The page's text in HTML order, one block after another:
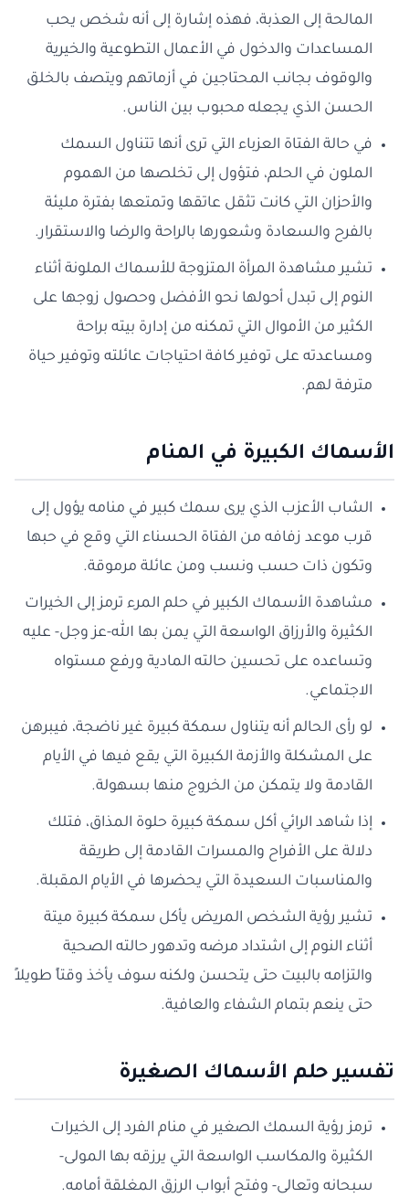
المالحة إلى العذبة، فهذه إشارة إلى أنه شخص يحب
المساعدات والدخول في الأعمال التطوعية والخيرية
والوقوف بجانب المحتاجين في أزماتهم ويتصف بالخلق
الحسن الذي يجعله محبوب بين الناس.
في حالة الفتاة العزباء التي ترى أنها تتناول السمك
الملون في الحلم، فتؤول إلى تخلصها من الهموم
والأحزان التي كانت تثقل عاتقها وتمتعها بفترة مليئة
بالفرح والسعادة وشعورها بالراحة والرضا والاستقرار.
تشير مشاهدة المرأة المتزوجة للأسماك الملونة أثناء
النوم إلى تبدل أحولها نحو الأفضل وحصول زوجها على
الكثير من الأموال التي تمكنه من إدارة بيته براحة
ومساعدته على توفير كافة احتياجات عائلته وتوفير حياة
مترفة لهم.
الأسماك الكبيرة في المنام
الشاب الأعزب الذي يرى سمك كبير في منامه يؤول إلى
قرب موعد زفافه من الفتاة الحسناء التي وقع في حبها
وتكون ذات حسب ونسب ومن عائلة مرموقة.
مشاهدة الأسماك الكبير في حلم المرء ترمز إلى الخيرات
الكثيرة والأرزاق الواسعة التي يمن بها الله-عز وجل- عليه
وتساعده على تحسين حالته المادية ورفع مستواه
الاجتماعي.
لو رأى الحالم أنه يتناول سمكة كبيرة غير ناضجة، فيبرهن
على المشكلة والأزمة الكبيرة التي يقع فيها في الأيام
القادمة ولا يتمكن من الخروج منها بسهولة.
إذا شاهد الرائي أكل سمكة كبيرة حلوة المذاق، فتلك
دلالة على الأفراح والمسرات القادمة إلى طريقة
والمناسبات السعيدة التي يحضرها في الأيام المقبلة.
تشير رؤية الشخص المريض يأكل سمكة كبيرة ميتة
أثناء النوم إلى اشتداد مرضه وتدهور حالته الصحية
والتزامه بالبيت حتى يتحسن ولكنه سوف يأخذ وقتاً طويلاً
حتى ينعم بتمام الشفاء والعافية.
تفسير حلم الأسماك الصغيرة
ترمز رؤية السمك الصغير في منام الفرد إلى الخيرات
الكثيرة والمكاسب الواسعة التي يرزقه بها المولى-
سبحانه وتعالى- وفتح أبواب الرزق المغلقة أمامه.